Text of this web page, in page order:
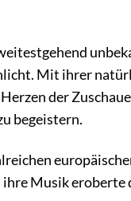
Mit ihrer
der
begeistern.
Musik eroberte